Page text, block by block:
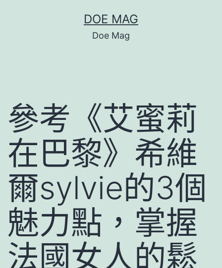
DOE MAG
Doe Mag
參考《艾蜜莉
在巴黎》希維
爾sylvie的3個
魅力點，掌握
法國女人的鬆